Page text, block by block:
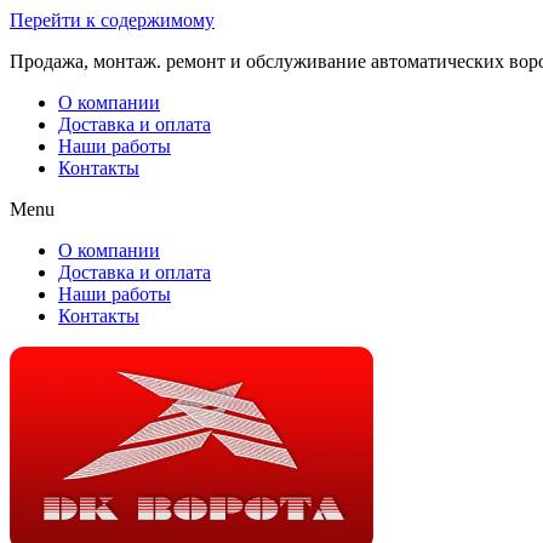
Перейти к содержимому
Продажа, монтаж. ремонт и обслуживание автоматических
О компании
Доставка и оплата
Наши работы
Контакты
Menu
О компании
Доставка и оплата
Наши работы
Контакты